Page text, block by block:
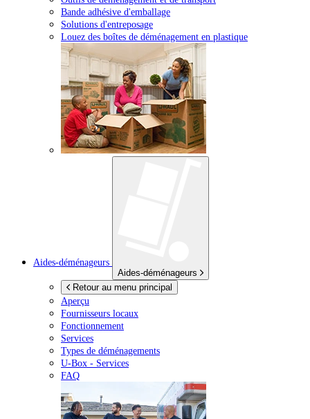
Bande adhésive d'emballage
Solutions d'entreposage
Louez des boîtes de déménagement en plastique
Aides-déménageurs
Aides-déménageurs
Retour au menu principal
Aperçu
Fournisseurs locaux
Fonctionnement
Services
Types de déménagements
U-Box - Services
FAQ